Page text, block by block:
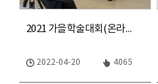
2021 가을학술대회(온라인)
2022-04-20 4065